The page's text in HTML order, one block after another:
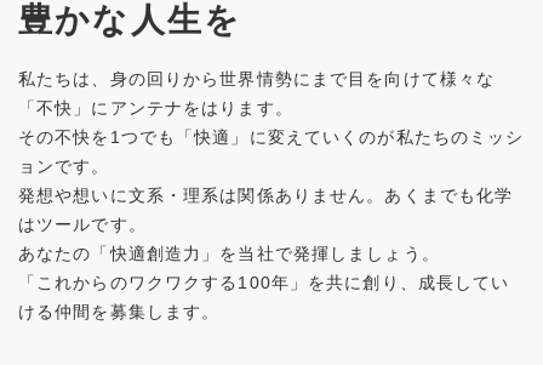
豊かな人生を
私たちは、身の回りから世界情勢にまで目を向けて様々な
「不快」にアンテナをはります。
その不快を1つでも「快適」に変えていくのが私たちのミッシ
ョンです。
発想や想いに文系・理系は関係ありません。あくまでも化学
はツールです。
あなたの「快適創造力」を当社で発揮しましょう。
「これからのワクワクする100年」を共に創り、成長してい
ける仲間を募集します。